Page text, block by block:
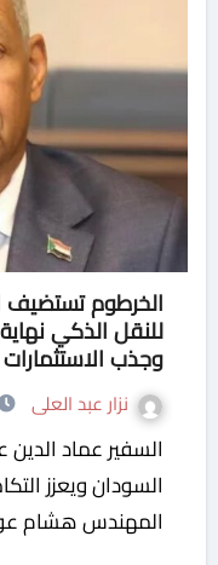
الخرطوم تستضيف
للنقل الذكي
وجذب الاستثمارات
نزار عبد العلى
السفير عماد الدين عدوي: المنتدى يدعم إعادة إعمار
السودان ويعزز
المهندس هشام